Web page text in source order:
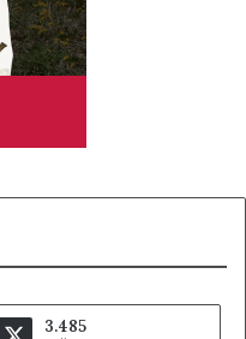
Vivienda
León
3.485